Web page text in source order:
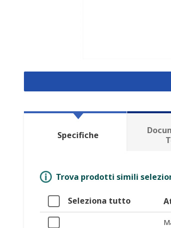
Specifiche
Trova prodotti simili
Seleziona tutto